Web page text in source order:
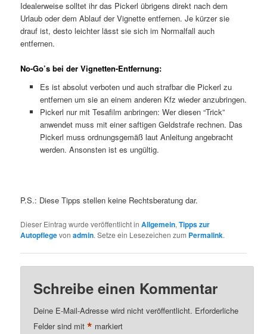
Idealerweise solltet ihr das Pickerl übrigens direkt nach dem
Urlaub oder dem Ablauf der Vignette entfernen. Je kürzer sie
drauf ist, desto leichter lässt sie sich im Normalfall auch
entfernen.
No-Go’s bei der Vignetten-Entfernung:
Es ist absolut verboten und auch strafbar die Pickerl zu
entfernen um sie an einem anderen Kfz wieder anzubringen.
Pickerl nur mit Tesafilm anbringen: Wer diesen “Trick”
anwendet muss mit einer saftigen Geldstrafe rechnen. Das
Pickerl muss ordnungsgemäß laut Anleitung angebracht
werden. Ansonsten ist es ungültig.
P.S.: Diese Tipps stellen keine Rechtsberatung dar.
Dieser Eintrag wurde veröffentlicht inAllgemein,Tipps zur
Autopflegevonadmin. Setze ein Lesezeichen zum Permalink.
Schreibe einen Kommentar
Deine E-Mail-Adresse wird nicht veröffentlicht. Erforderliche
Felder sind mit* markiert